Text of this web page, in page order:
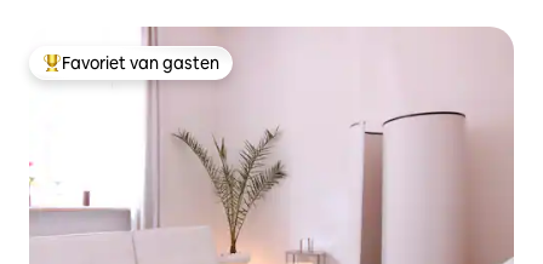
Topfavoriet van gasten
Favoriet van gasten